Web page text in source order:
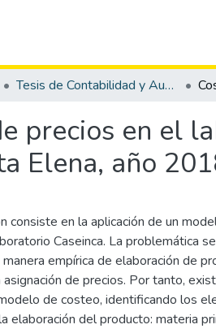
Tesis de Contabilidad y Auditoría
precios en el
Elena, año
consiste en la aplicación de un
Caseinca. La problemática
empírica de elaboración de
de precios. Por tanto,
de costeo, identificando los
elaboración del producto: materia